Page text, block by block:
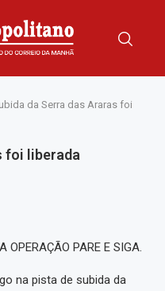
da Serra das Araras foi
foi liberada
OPERAÇÃO PARE E SIGA.
na pista de subida da